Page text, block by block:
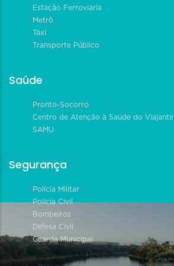
Estação Ferroviária
Metrô
Táxi
Transporte Público
Saúde
Pronto-Socorro
Centro de Atenção à Saúde do Viajante
SAMU
Segurança
Polícia Militar
Polícia Civil
Bombeiros
Defesa Civil
Guarda Municipal